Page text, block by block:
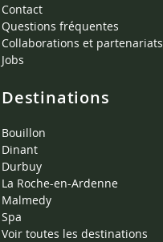
Contact
Questions fréquentes
Collaborations et partenariats
Jobs
Destinations
Bouillon
Dinant
Durbuy
La Roche-en-Ardenne
Malmedy
Spa
Voir toutes les destinations